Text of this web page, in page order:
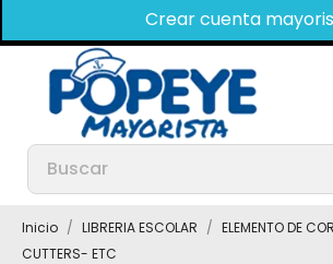
Crear cuenta
Inicio LIBRERIA ESCOLAR
ELEMENTO DE
CUTTERS- ETC